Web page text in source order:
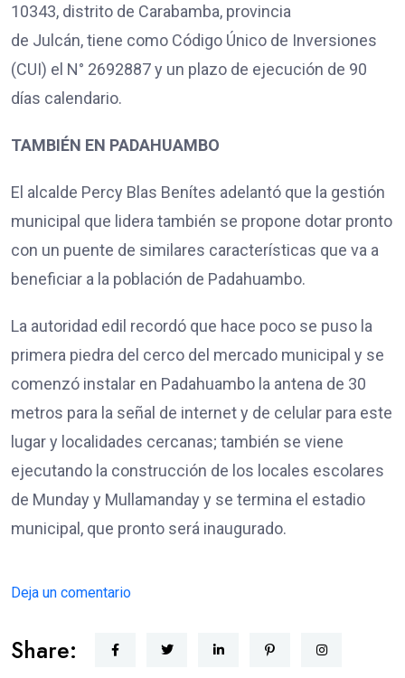
10343, distrito de Carabamba, provincia
de Julcán, tiene como Código Único de Inversiones
(CUI) el N° 2692887 y un plazo de ejecución de 90
días calendario.
TAMBIÉN EN PADAHUAMBO
El alcalde Percy Blas Benítes adelantó que la gestión
municipal que lidera también se propone dotar pronto
con un puente de similares características que va a
beneficiar a la población de Padahuambo.
La autoridad edil recordó que hace poco se puso la
primera piedra del cerco del mercado municipal y se
comenzó instalar en Padahuambo la antena de 30
metros para la señal de internet y de celular para este
lugar y localidades cercanas; también se viene
ejecutando la construcción de los locales escolares
de Munday y Mullamanday y se termina el estadio
municipal, que pronto será inaugurado.
Deja un comentario
Share: